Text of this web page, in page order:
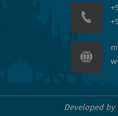
Developed by